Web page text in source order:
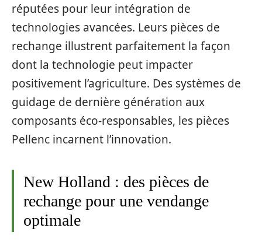
réputées pour leur intégration de
technologies avancées. Leurs pièces de
rechange illustrent parfaitement la façon
dont la technologie peut impacter
positivement l’agriculture. Des systèmes de
guidage de dernière génération aux
composants éco-responsables, les pièces
Pellenc incarnent l’innovation.
New Holland : des pièces de
rechange pour une vendange
optimale